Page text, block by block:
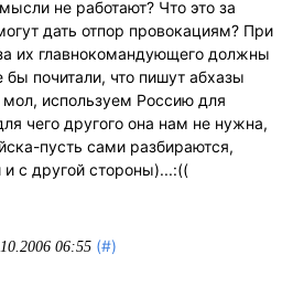
не работают? Что это за
дать отпор провокациям? При
их главнокомандующего должны
почитали, что пишут абхазы
используем Россию для
чего другого она нам не нужна,
пусть сами разбираются,
и с другой стороны)...:((
06:55 (#)